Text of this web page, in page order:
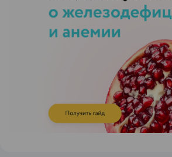
ЭФФЕКТИВНАЯ РЕКЛАМА НА